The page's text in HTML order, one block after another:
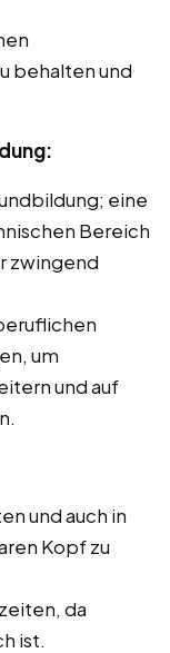
behalten und
eine
Bereich
zwingend
um
und auf
und auch in
Kopf zu
da
ist.